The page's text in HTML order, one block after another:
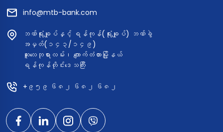
info@mtb-bank.com
ဘဏ်ရုံးချုပ်နှင့် ရန်ကုန်(ရုံးချုပ်) ဘဏ်ခွဲ
အမှတ်(၁၄၃/၁၄၉)
ဆူးလေဘုရားလမ်း၊ ကျောက်တံတားမြို့နယ်
ရန်ကုန်တိုင်းဒေသကြီး
+၉၅၉ ၆၈၂ ၆၈၂ ၆၈၂